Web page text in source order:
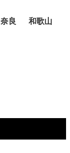
奈良 和歌山